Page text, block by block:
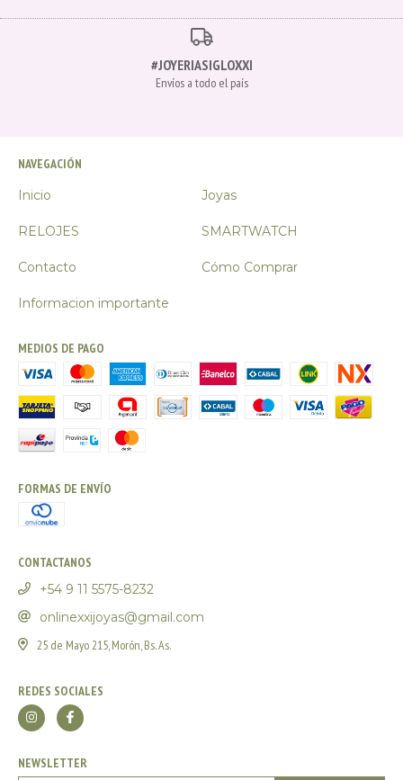
#JOYERIASIGLOXXI
Envíos a todo el país
NAVEGACIÓN
Inicio
Joyas
RELOJES SMARTWATCH
Contacto Cómo Comprar
Informacion importante
MEDIOS DE PAGO
FORMAS DE ENVÍO
CONTACTANOS
+54 9 11 5575-8232
onlinexxijoyas@gmail.com
25 de Mayo 215, Morón, Bs. As.
REDES SOCIALES
NEWSLETTER